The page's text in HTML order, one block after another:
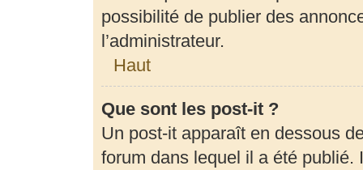
possibilité de publier des
l’administrateur.
Haut
Que sont les post-it ?
Un post-it apparaît en dessous
forum dans lequel il a été